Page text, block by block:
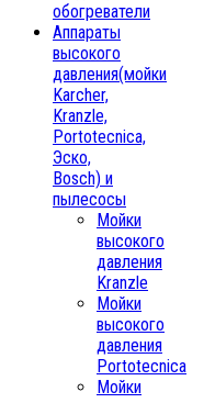
обогреватели
Аппараты
высокого
давления(мойки
Karcher,
Kranzle,
Portotecnica,
Эско,
Bosch) и
пылесосы
Мойки
высокого
давления
Kranzle
Мойки
высокого
давления
Portotecnica
Мойки